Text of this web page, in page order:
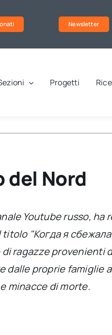
Newsletter
Progetti
del Nord
Youtube russo,
"Когда я
ragazze provenienti
dalle proprie famiglie
minacce di morte.